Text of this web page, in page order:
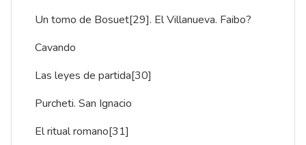
Un tomo de Bosuet[29]. El Villanueva. Faibo?
Cavando
Las leyes de partida[30]
Purcheti. San Ignacio
El ritual romano[31]